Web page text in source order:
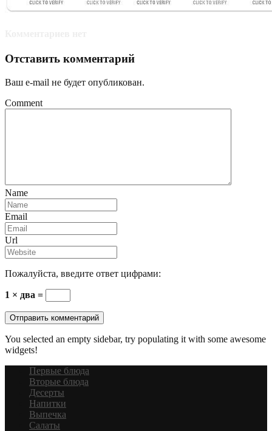
Отставить комментарий
Ваш e-mail не будет опубликован.
Comment
Name
Email
Url
Пожалуйста, введите ответ цифрами:
1 × два =
You selected an empty sidebar, try populating it with some awesome
widgets!
Первые блюда
Вторые блюда
Десерты
Напитки
Выпечка
Салаты